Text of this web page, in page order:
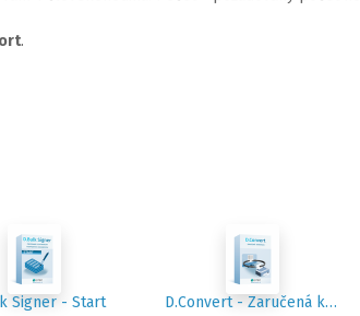
.
Signer - Start D.Convert - Zaručená konverzia